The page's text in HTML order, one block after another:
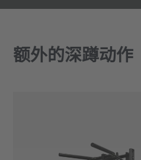
额外的深蹲动作